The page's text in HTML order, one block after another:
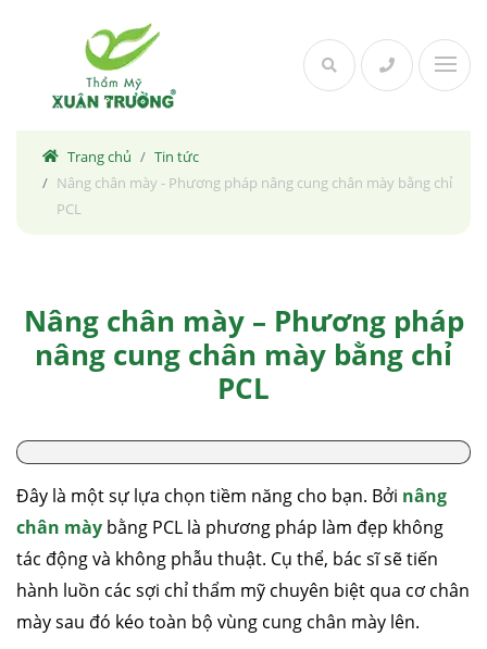
Trang chủ
Tin tức
Nâng chân mày - Phương pháp nâng cung chân mày bằng chỉ
PCL
Nâng chân mày – Phương pháp
nâng cung chân mày bằng chỉ
PCL
Đây là một sự lựa chọn tiềm năng cho bạn. Bởi nâng
chân mày bằng PCL là phương pháp làm đẹp không
tác động và không phẫu thuật. Cụ thể, bác sĩ sẽ tiến
hành luồn các sợi chỉ thẩm mỹ chuyên biệt qua cơ chân
mày sau đó kéo toàn bộ vùng cung chân mày lên.